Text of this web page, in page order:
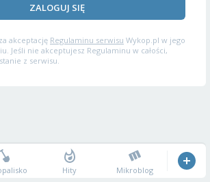
ZALOGUJ SIĘ
akceptację Regulaminu serwisu Wykop.pl w jego
Jeśli nie akceptujesz Regulaminu w całości,
z serwisu.
Hity Mikroblog